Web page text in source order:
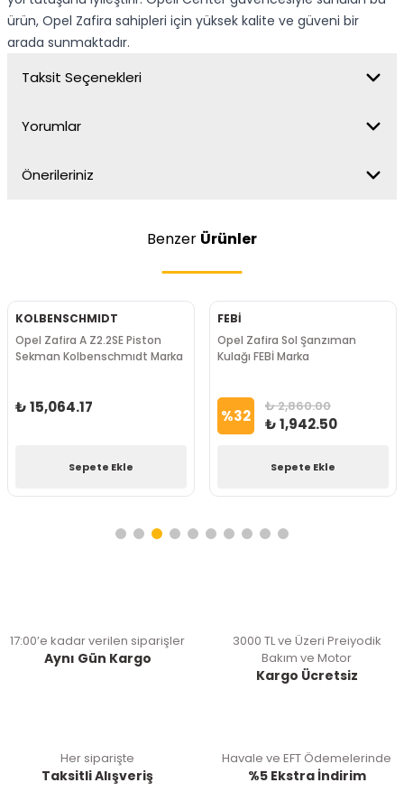
ürün, Opel Zafira sahipleri için yüksek kalite ve güveni bir
arada sunmaktadır.
Taksit Seçenekleri
Yorumlar
Önerileriniz
Benzer Ürünler
KOLBENSCHMIDT
Opel Zafira A Z2.2SE Piston
Sekman Kolbenschmıdt Marka
₺ 15,064.17
Sepete Ekle
FEBİ
Opel Zafira Sol Şanzıman
Kulağı FEBİ Marka
%32 ₺ 2,860.00
₺ 1,942.50
Sepete Ekle
17:00’e kadar verilen siparişler
Aynı Gün Kargo
3000 TL ve Üzeri Preiyodik
Bakım ve Motor
Kargo Ücretsiz
Her siparişte
Taksitli Alışveriş
Havale ve EFT Ödemelerinde
%5 Ekstra İndirim